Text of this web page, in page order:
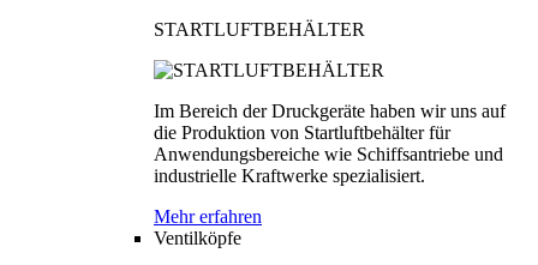
STARTLUFTBEHÄLTER
Im Bereich der Druckgeräte haben wir uns auf
die Produktion von Startluftbehälter für
Anwendungsbereiche wie Schiffsantriebe und
industrielle Kraftwerke spezialisiert.
Mehr erfahren
Ventilköpfe